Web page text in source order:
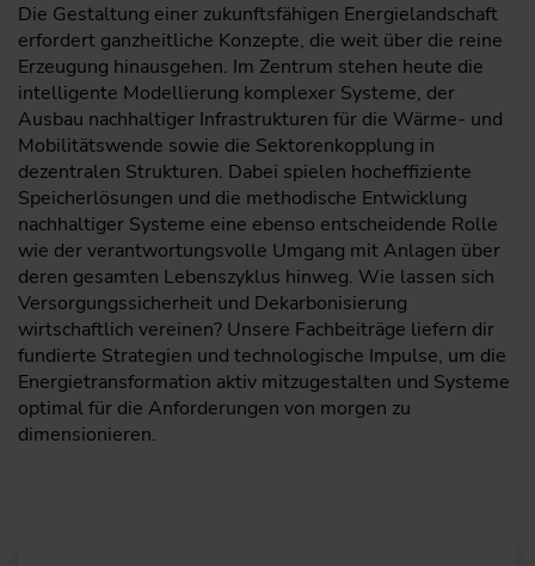
Die Gestaltung einer zukunftsfähigen Energielandschaft
erfordert ganzheitliche Konzepte, die weit über die reine
Erzeugung hinausgehen. Im Zentrum stehen heute die
intelligente Modellierung komplexer Systeme, der
Ausbau nachhaltiger Infrastrukturen für die Wärme- und
Mobilitätswende sowie die Sektorenkopplung in
dezentralen Strukturen. Dabei spielen hocheffiziente
Speicherlösungen und die methodische Entwicklung
nachhaltiger Systeme eine ebenso entscheidende Rolle
wie der verantwortungsvolle Umgang mit Anlagen über
deren gesamten Lebenszyklus hinweg. Wie lassen sich
Versorgungssicherheit und Dekarbonisierung
wirtschaftlich vereinen? Unsere Fachbeiträge liefern dir
fundierte Strategien und technologische Impulse, um die
Energietransformation aktiv mitzugestalten und Systeme
optimal für die Anforderungen von morgen zu
dimensionieren.